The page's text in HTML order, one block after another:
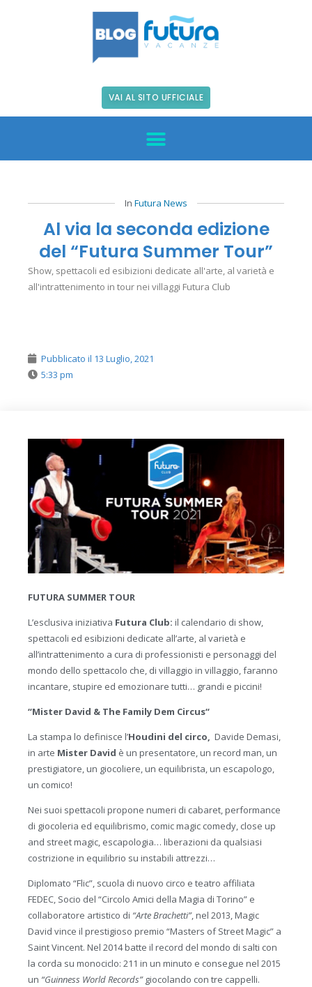
VAI AL SITO UFFICIALE
In Futura News
Al via la seconda edizione
del “Futura Summer Tour”
Show, spettacoli ed esibizioni dedicate all'arte, al varietà e
all'intrattenimento in tour nei villaggi Futura Club
Pubblicato il 13 Luglio, 2021
5:33 pm
FUTURA SUMMER TOUR
L’esclusiva iniziativa Futura Club: il calendario di show,
spettacoli ed esibizioni dedicate all’arte, al varietà e
all’intrattenimento a cura di professionisti e personaggi del
mondo dello spettacolo che, di villaggio in villaggio, faranno
incantare, stupire ed emozionare tutti… grandi e piccini!
“Mister David & The Family Dem Circus“
La stampa lo definisce l’Houdini del circo, Davide Demasi,
in arte Mister David è un presentatore, un record man, un
prestigiatore, un giocoliere, un equilibrista, un escapologo,
un comico!
Nei suoi spettacoli propone numeri di cabaret, performance
di giocoleria ed equilibrismo, comic magic comedy, close up
and street magic, escapologia… liberazioni da qualsiasi
costrizione in equilibrio su instabili attrezzi…
Diplomato “Flic”, scuola di nuovo circo e teatro affiliata
FEDEC, Socio del “Circolo Amici della Magia di Torino” e
collaboratore artistico di “Arte Brachetti”, nel 2013, Magic
David vince il prestigioso premio “Masters of Street Magic” a
Saint Vincent. Nel 2014 batte il record del mondo di salti con
la corda su monociclo: 211 in un minuto e consegue nel 2015
un “Guinness World Records”giocolando con tre cappelli.